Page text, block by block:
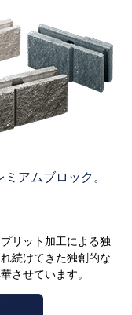
アムブロック。
リット加工による独
続けてきた独創的な
させています。